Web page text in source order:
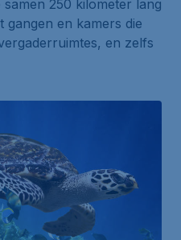
250 kilometer lang
gangen en kamers die
en zelfs